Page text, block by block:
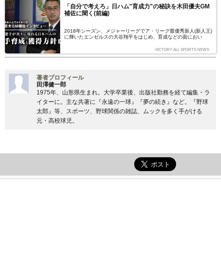
「自分で考えろ」日ハム"育成力"の秘訣を木田優夫GM
補佐に聞く(前編)
2018年シーズン、メジャーリーグでア・リーグ最優秀新人(新人王)
に輝いたエンゼルスの大谷翔平をはじめ、育成などの面におい
担うスタッフのひとりが、かつて日米の球界で活躍した木田優夫氏
である。GM補佐としてチームづくりに携わる木田優夫氏(2019年
VICTORY ALL SPORTS NEWS
著者プロフィール
田澤健一郎
1975年、山形県生まれ。大学卒業後、出版社勤務を経て編集・ラ
イターに。主な共著に『永遠の一球』『夢の続き』など。『野球
太郎』等、スポーツ、野球関係の雑誌、ムックを多く手がける
元・高校球児。